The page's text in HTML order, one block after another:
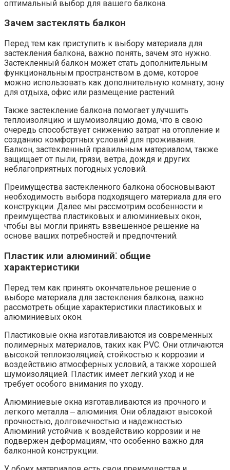
оптимальный выбор для вашего балкона.​
Зачем застеклять балкон
Перед тем как приступить к выбору материала для
застекления балкона, важно понять, зачем это нужно.​
Застекленный балкон может стать дополнительным
функциональным пространством в доме, которое
можно использовать как дополнительную комнату, зону
для отдыха, офис или размещение растений.​
Также застекление балкона помогает улучшить
теплоизоляцию и шумоизоляцию дома, что в свою
очередь способствует снижению затрат на отопление и
созданию комфортных условий для проживания.​
Балкон, застекленный правильным материалом, также
защищает от пыли, грязи, ветра, дождя и других
неблагоприятных погодных условий.
Преимущества застекленного балкона обосновывают
необходимость выбора подходящего материала для его
конструкции.​ Далее мы рассмотрим особенности и
преимущества пластиковых и алюминиевых окон,
чтобы вы могли принять взвешенное решение на
основе ваших потребностей и предпочтений.​
Пластик или алюминий⁚ общие
характеристики
Перед тем как принять окончательное решение о
выборе материала для застекления балкона, важно
рассмотреть общие характеристики пластиковых и
алюминиевых окон.​
Пластиковые окна изготавливаются из современных
полимерных материалов, таких как PVC.​ Они отличаются
высокой теплоизоляцией, стойкостью к коррозии и
воздействию атмосферных условий, а также хорошей
шумоизоляцией.​ Пластик имеет легкий уход и не
требует особого внимания по уходу.​
Алюминиевые окна изготавливаются из прочного и
легкого металла ‒ алюминия. Они обладают высокой
прочностью, долговечностью и надежностью.​
Алюминий устойчив к воздействию коррозии и не
подвержен деформациям, что особенно важно для
балконной конструкции.